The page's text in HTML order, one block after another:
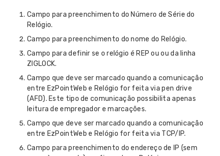
Campo para preenchimento do Número de Série do
Relógio.
Campo para preenchimento do nome do Relógio.
Campo para definir se o relógio é REP ou ou da linha
ZIGLOCK.
Campo que deve ser marcado quando a comunicação
entre EzPointWeb e Relógio for feita via pen drive
(AFD). Este tipo de comunicação possibilita apenas
leitura de empregador e marcações.
Campo que deve ser marcado quando a comunicação
entre EzPointWeb e Relógio for feita via TCP/IP.
Campo para preenchimento do endereço de IP (sem